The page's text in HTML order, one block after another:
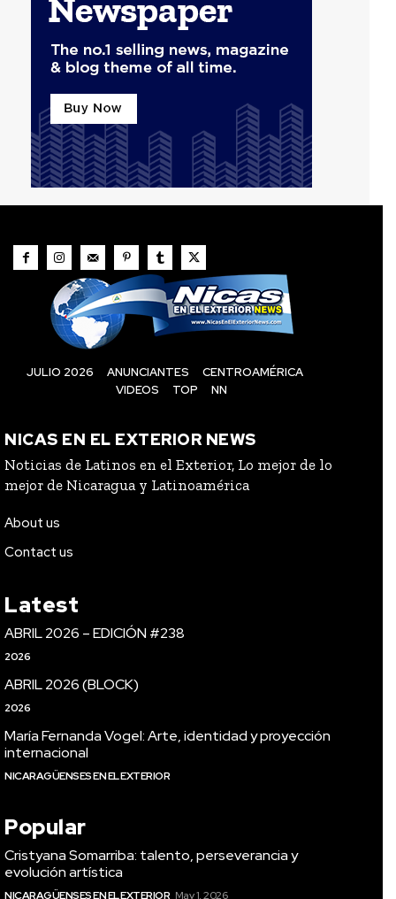
JULIO 2026 ANUNCIANTES
CENTROAMÉRICA
VIDEOS
TOP NN
NICAS EN EL EXTERIOR NEWS
Noticias de Latinos en el Exterior, Lo mejor de lo
mejor de Nicaragua y Latinoamérica
About us
Contact us
Latest
ABRIL 2026 – EDICIÓN #238
2026
ABRIL 2026 (BLOCK)
2026
María Fernanda Vogel: Arte, identidad y proyección
internacional
NICARAGÜENSES EN EL EXTERIOR
Popular
Cristyana Somarriba: talento, perseverancia y
evolución artística
NICARAGÜENSES EN EL EXTERIOR May 1, 2026